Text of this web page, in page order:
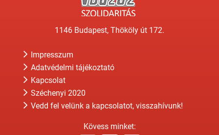
1146 Budapest, Thököly út 172.
Impresszum
Adatvédelmi tájékoztató
Kapcsolat
Széchenyi 2020
Vedd fel velünk a kapcsolatot, visszahívunk!
Kövess minket: